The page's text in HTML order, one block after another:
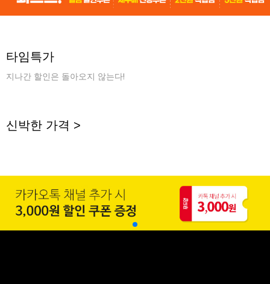
타임특가
지나간 할인은 돌아오지 않는다!
신박한 가격 >